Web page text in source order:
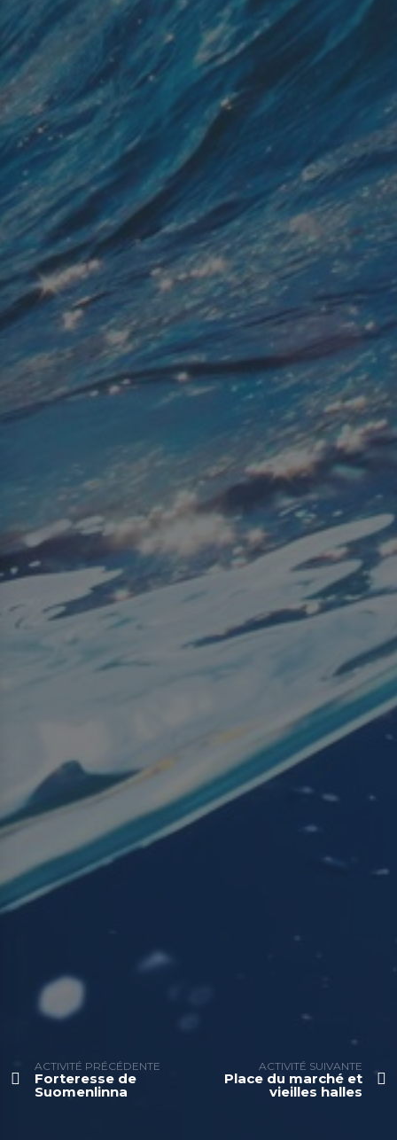
ACTIVITÉ PRÉCÉDENTE
Forteresse de
Suomenlinna
ACTIVITÉ SUIVANTE
Place du marché et
vieilles halles